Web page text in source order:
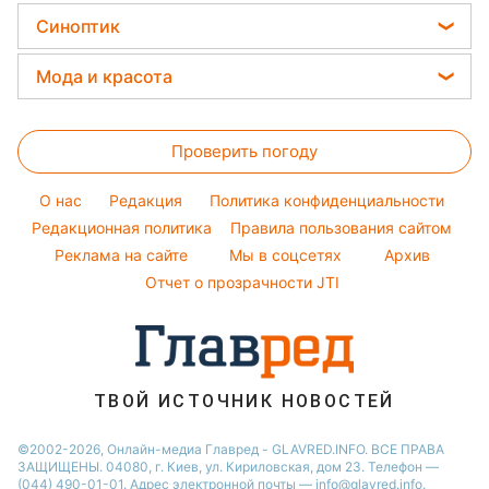
Алла Пугачева
Максим Галкин
Новости Львова
Новости Тернополя
Новости Житомира
Новости Одессы
Напитки
Праздничное меню
Оптические иллюзии
Народные приметы
Уборка
Авто
Стирка
Цены на продукты
Денежная помощь
Тарифы
Курс валют
Синоптик
Прогноз погоды
Магнитные бури
Погода на сегодня
Погода на завтра
Пылевая буря
Мода и красота
Окрашивание волос
Красивый маникюр
Модные ошибки
Новости моды
Советы от Андре Тана
Проверить погоду
O нас Редакция
Политика конфиденциальности
Редакционная политика
Правила пользования сайтом
Реклама на сайте
Мы в соцсетях
Архив
Отчет о прозрачности JTI
ТВОЙ ИСТОЧНИК НОВОСТЕЙ
©2002-2026, Онлайн-медиа Главред - GLAVRED.INFO. ВСЕ ПРАВА
ЗАЩИЩЕНЫ. 04080, г. Киев, ул. Кириловская, дом 23. Телефон —
(044) 490-01-01. Адрес электронной почты — info@glavred.info.